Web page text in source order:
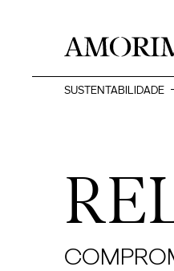
SUSTENTABILIDADE